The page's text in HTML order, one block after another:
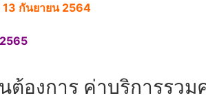
กันยายน 2564
องการ ค่าบริการรวม